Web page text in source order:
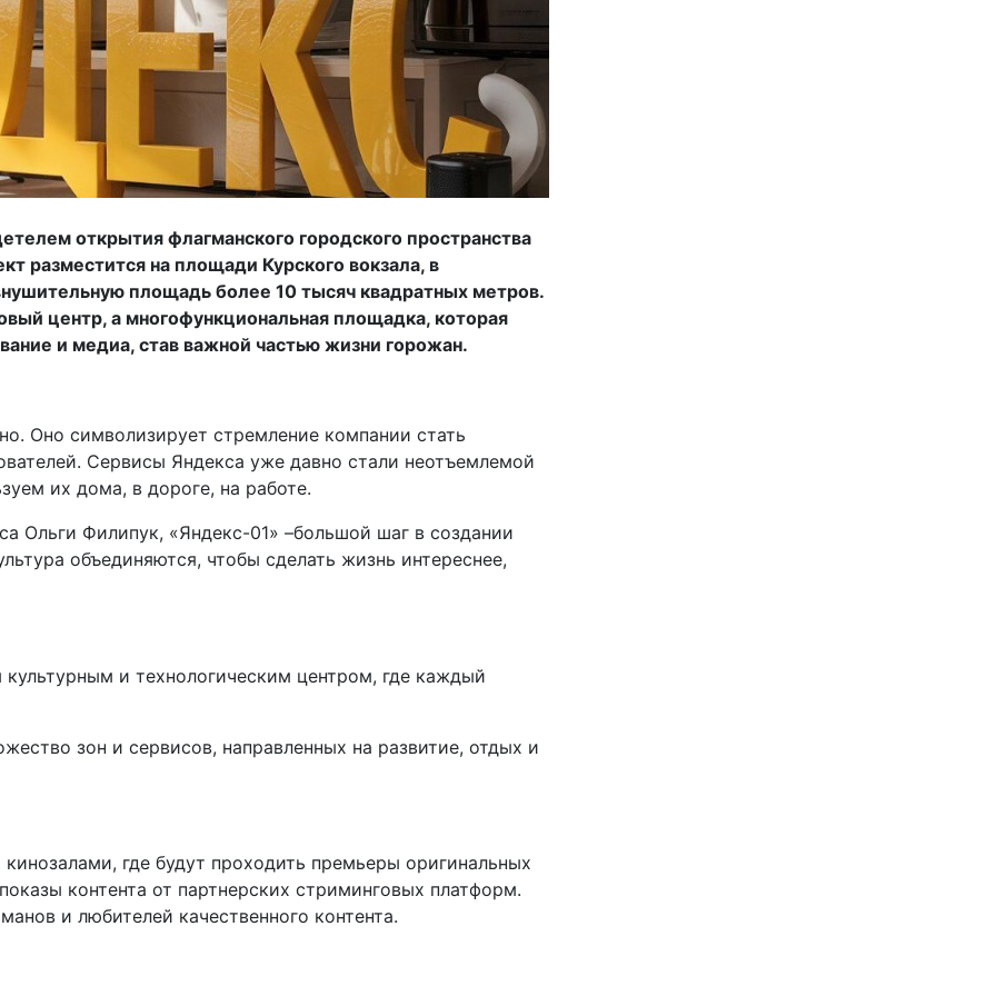
открытия флагманского городского пространства
разместится на площади Курского вокзала, в
площадь более 10 тысяч квадратных метров.
центр, а многофункциональная площадка, которая
и медиа, став важной частью жизни горожан.
Оно символизирует стремление компании стать
Сервисы Яндекса уже давно стали неотъемлемой
их дома, в дороге, на работе.
Ольги Филипук, «Яндекс-01» –большой шаг в создании
объединяются, чтобы сделать жизнь интереснее,
и технологическим центром, где каждый
зон и сервисов, направленных на развитие, отдых и
где будут проходить премьеры оригинальных
контента от партнерских стриминговых платформ.
и любителей качественного контента.